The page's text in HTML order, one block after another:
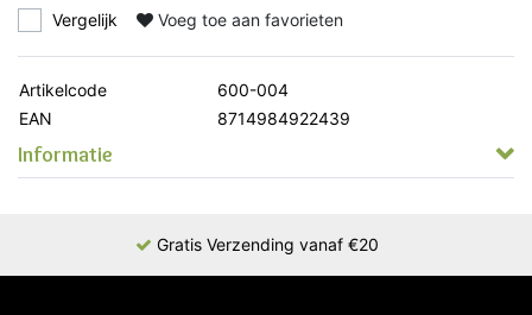
Vergelijk Voeg toe aan favorieten
Artikelcode
600-004
EAN
8714984922439
Informatie
Gratis Verzending vanaf €20